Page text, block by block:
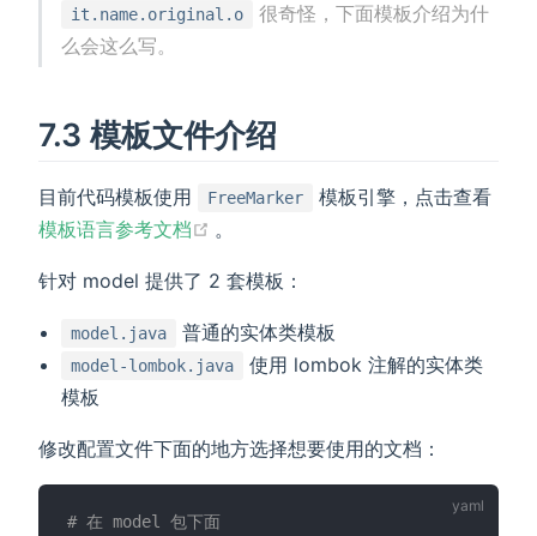
it.name.original.o
很奇怪，下面模板介绍为什
么会这么写。
7.3 模板文件介绍
目前代码模板使用 FreeMarker
模板引擎，点击查看
模板语言参考文档
。
针对 model 提供了 2 套模板：
model.java 普通的实体类模板
model-lombok.java
使用 lombok 注解的实体类
模板
修改配置文件下面的地方选择想要使用的文档：
# 在 model 包下面